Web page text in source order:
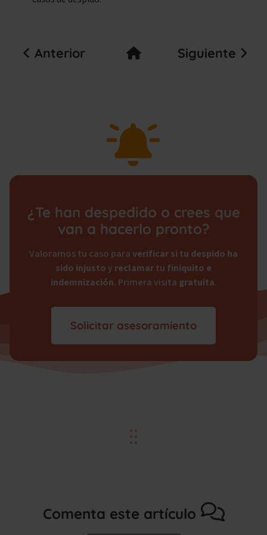
Anterior Siguiente
¿Te han despedido o crees que
van a hacerlo pronto?
Valoramos tu caso paraverificar si tu despido ha
sido injustoyreclamartu finiquito e
indemnización. Primera visita gratuita.
Solicitar asesoramiento
Comenta este artículo